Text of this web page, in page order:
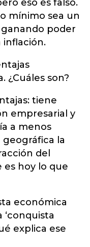
eso es falso.
mínimo sea un
ganando poder
inflación.
¿Cuáles son?
tiene
empresarial y
a menos
geográfica la
del
hoy lo que
económica
‘conquista
explica ese